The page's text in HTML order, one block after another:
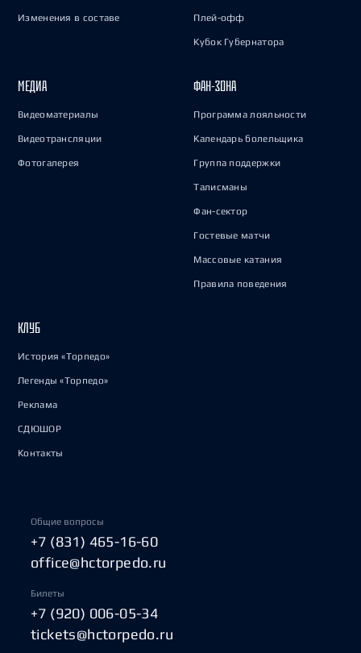
Изменения в составе Плей-офф
Кубок Губернатора
МЕДИА
Видеоматериалы
Видеотрансляции
Фотогалерея
ФАН-ЗОНА
Программа лояльности
Календарь болельщика
Группа поддержки
Талисманы
Фан-сектор
Гостевые матчи
Массовые катания
Правила поведения
КЛУБ
История «Торпедо»
Легенды «Торпедо»
Реклама
СДЮШОР
Контакты
Общие вопросы
+7 (831) 465-16-60
office@hctorpedo.ru
Билеты
+7 (920) 006-05-34
tickets@hctorpedo.ru